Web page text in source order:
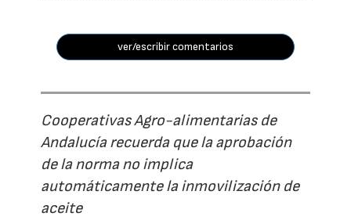
ver/escribir comentarios
Cooperativas Agro-alimentarias de
Andalucía recuerda que la aprobación
de la norma no implica
automáticamente la inmovilización de
aceite